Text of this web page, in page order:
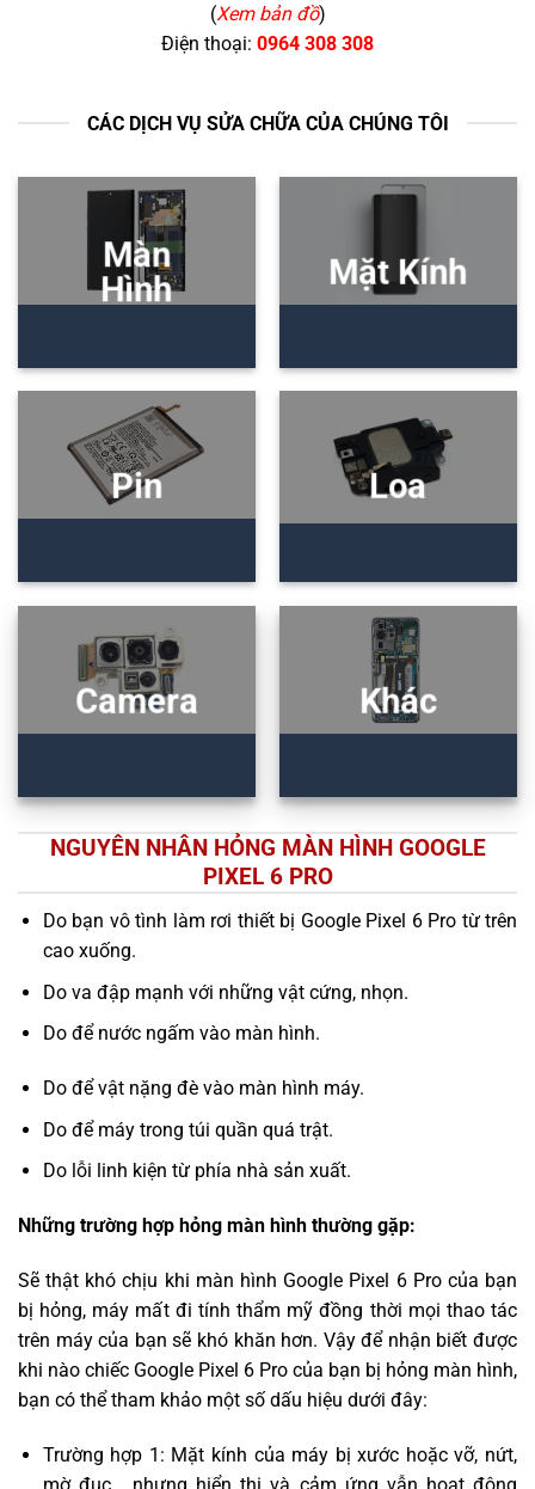
(Xem bản đồ)
Điện thoại: 0964 308 308
CÁC DỊCH VỤ SỬA CHỮA CỦA CHÚNG TÔI
Màn
Hình
Mặt Kính
Pin Loa
Camera Khác
NGUYÊN NHÂN HỎNG MÀN HÌNH GOOGLE
PIXEL 6 PRO
Do bạn vô tình làm rơi thiết bị Google Pixel 6 Pro từ trên
cao xuống.
Do va đập mạnh với những vật cứng, nhọn.
Do để nước ngấm vào màn hình.
Do để vật nặng đè vào màn hình máy.
Do để máy trong túi quần quá trật.
Do lỗi linh kiện từ phía nhà sản xuất.
Những trường hợp hỏng màn hình thường gặp:
Sẽ thật khó chịu khi màn hình Google Pixel 6 Pro của bạn
bị hỏng, máy mất đi tính thẩm mỹ đồng thời mọi thao tác
trên máy của bạn sẽ khó khăn hơn. Vậy để nhận biết được
khi nào chiếc Google Pixel 6 Pro của bạn bị hỏng màn hình,
bạn có thể tham khảo một số dấu hiệu dưới đây:
Trường hợp 1: Mặt kính của máy bị xước hoặc vỡ, nứt,
mờ đục… nhưng hiển thị và cảm ứng vẫn hoạt động